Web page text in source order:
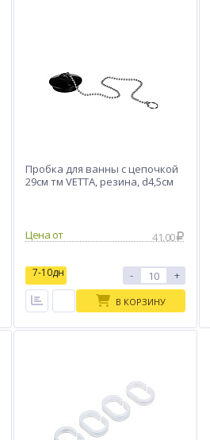
Пробка для ванны с цепочкой
29см тм VETTA, резина, d4,5см
Цена от 41.00
7-10дн - +
В КОРЗИНУ